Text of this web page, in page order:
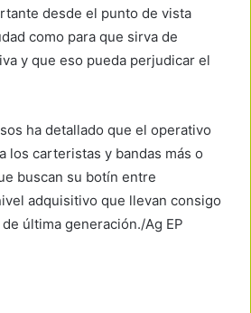
desde el punto de vista
como para que sirva de
y que eso pueda perjudicar el
ha detallado que el operativo
los carteristas y bandas más o
buscan su botín entre
adquisitivo que llevan consigo
última generación./Ag EP